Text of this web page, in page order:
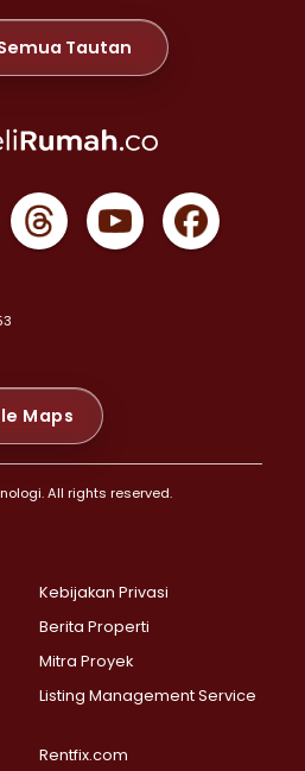
>
>
Pusat >
>
>
>
>
Hilir >
Selatan >
>
Selatan >
>
Agung >
>
Pinang >
Tautan
Maps
All rights reserved.
Kebijakan Privasi
Berita Properti
Mitra Proyek
Listing Management Service
Rentfix.com